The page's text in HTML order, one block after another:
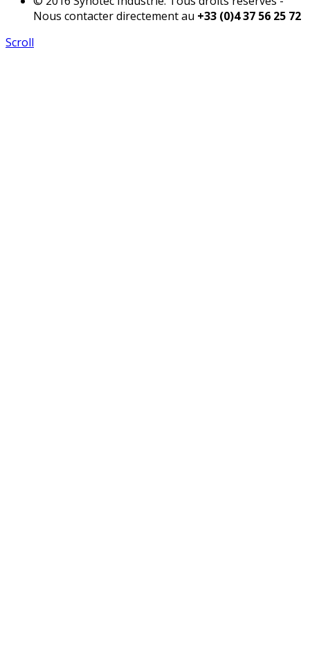
Nous contacter directement au +33 (0)4 37 56 25 72
Scroll